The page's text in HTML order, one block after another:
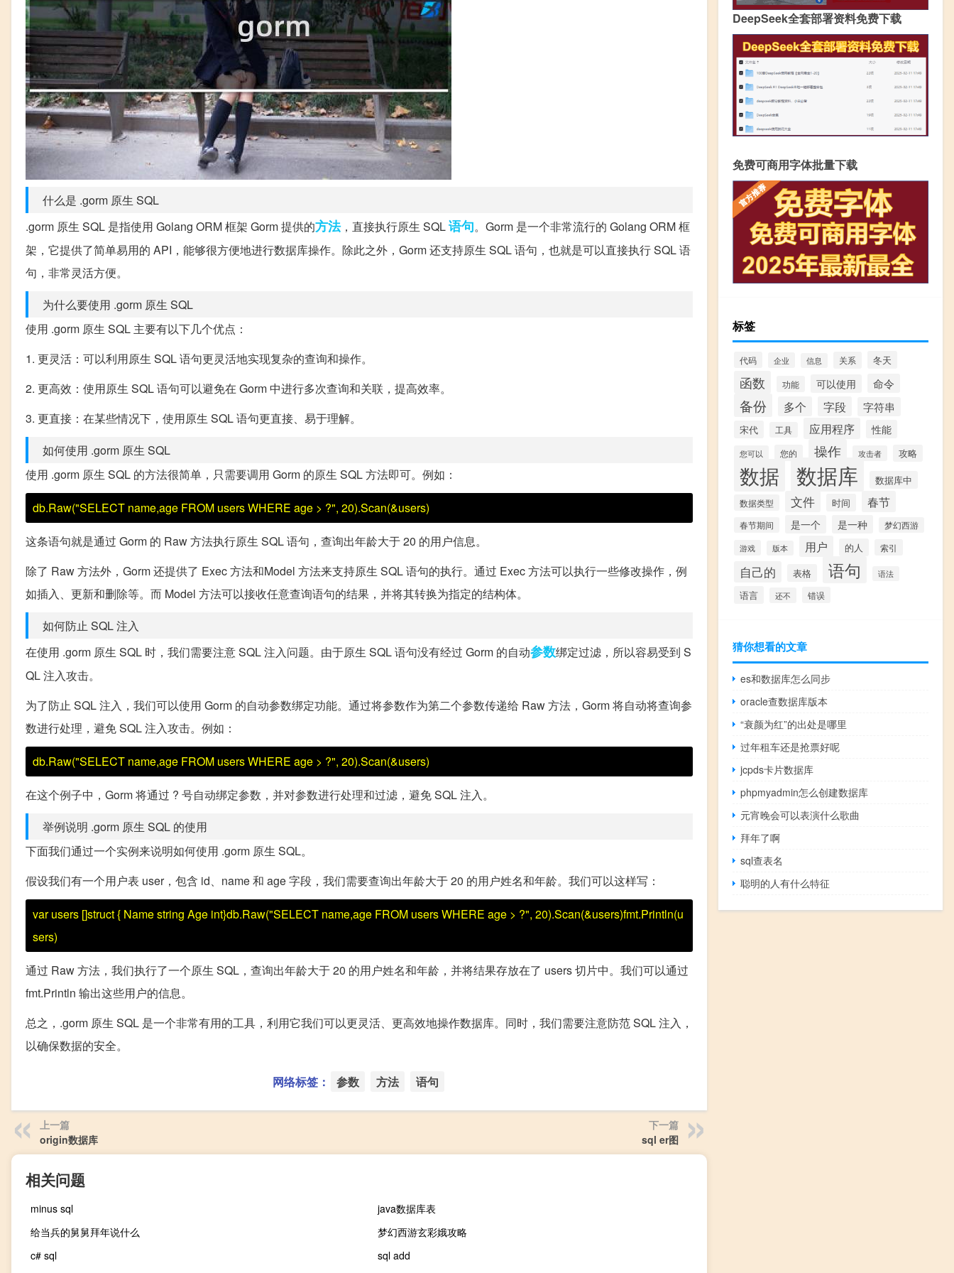
什么是 .gorm 原生 SQL
.gorm 原生 SQL 是指使用 Golang ORM 框架 Gorm 提供的方法，直接执行原生 SQL语句。Gorm 是一个非常流行的 Golang ORM 框
架，它提供了简单易用的 API，能够很方便地进行数据库操作。除此之外，Gorm 还支持原生 SQL 语句，也就是可以直接执行 SQL 语
句，非常灵活方便。
为什么要使用 .gorm 原生 SQL
使用 .gorm 原生 SQL 主要有以下几个优点：
1. 更灵活：可以利用原生 SQL 语句更灵活地实现复杂的查询和操作。
2. 更高效：使用原生 SQL 语句可以避免在 Gorm 中进行多次查询和关联，提高效率。
3. 更直接：在某些情况下，使用原生 SQL 语句更直接、易于理解。
如何使用 .gorm 原生 SQL
使用 .gorm 原生 SQL 的方法很简单，只需要调用 Gorm 的原生 SQL 方法即可。例如：
db.Raw("SELECT name,age FROM users WHERE age > ?", 20).Scan(&users)
这条语句就是通过 Gorm 的 Raw 方法执行原生 SQL 语句，查询出年龄大于 20 的用户信息。
除了 Raw 方法外，Gorm 还提供了 Exec 方法和Model 方法来支持原生 SQL 语句的执行。通过 Exec 方法可以执行一些修改操作，例
如插入、更新和删除等。而 Model 方法可以接收任意查询语句的结果，并将其转换为指定的结构体。
如何防止 SQL 注入
在使用 .gorm 原生 SQL 时，我们需要注意 SQL 注入问题。由于原生 SQL 语句没有经过 Gorm 的自动参数绑定过滤，所以容易受到 S
QL 注入攻击。
为了防止 SQL 注入，我们可以使用 Gorm 的自动参数绑定功能。通过将参数作为第二个参数传递给 Raw 方法，Gorm 将自动将查询参
数进行处理，避免 SQL 注入攻击。例如：
db.Raw("SELECT name,age FROM users WHERE age > ?", 20).Scan(&users)
在这个例子中，Gorm 将通过 ? 号自动绑定参数，并对参数进行处理和过滤，避免 SQL 注入。
举例说明 .gorm 原生 SQL 的使用
下面我们通过一个实例来说明如何使用 .gorm 原生 SQL。
假设我们有一个用户表 user，包含 id、name 和 age 字段，我们需要查询出年龄大于 20 的用户姓名和年龄。我们可以这样写：
var users []struct { Name string Age int}db.Raw("SELECT name,age FROM users WHERE age > ?", 20).Scan(&users)fmt.Println(u
sers)
通过 Raw 方法，我们执行了一个原生 SQL，查询出年龄大于 20 的用户姓名和年龄，并将结果存放在了 users 切片中。我们可以通过
fmt.Println 输出这些用户的信息。
总之，.gorm 原生 SQL 是一个非常有用的工具，利用它我们可以更灵活、更高效地操作数据库。同时，我们需要注意防范 SQL 注入，
以确保数据的安全。
网络标签： 参数 方法 语句
上一篇
origin数据库
下一篇
sql er图
相关问题
minus sql
java数据库表
给当兵的舅舅拜年说什么
梦幻西游玄彩娥攻略
c# sql
sql add
DeepSeek全套部署资料免费下载
免费可商用字体批量下载
标签
代码 企业 信息 关系 冬天
函数 功能 可以使用 命令
备份 多个 字段 字符串
宋代 工具 应用程序 性能
您可以 您的 操作 攻击者 攻略
数据 数据库 数据库中
数据类型 文件 时间 春节
春节期间 是一个 是一种
梦幻西游
游戏
版本 用户 的人 索引
自己的 表格 语句 语法
语言 还不 错误
猜你想看的文章
es和数据库怎么同步
oracle查数据库版本
“衰颜为红”的出处是哪里
过年租车还是抢票好呢
jcpds卡片数据库
phpmyadmin怎么创建数据库
元宵晚会可以表演什么歌曲
拜年了啊
sql查表名
聪明的人有什么特征